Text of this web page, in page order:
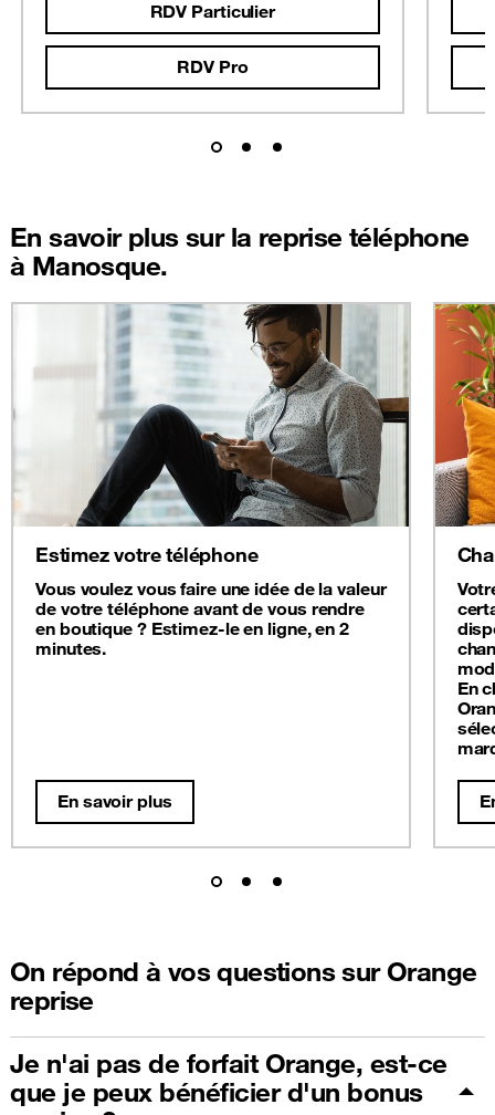
RDV Particulier
RDV Pro
En savoir plus sur la reprise téléphone
à Manosque.
Estimez votre téléphone
Vous voulez vous faire une idée de la valeur
de votre téléphone avant de vous rendre
en boutique ? Estimez-le en ligne, en 2
minutes.
En savoir plus
En
On répond à vos questions sur Orange
reprise
Je n'ai pas de forfait Orange, est-ce
que je peux bénéficier d'un bonus